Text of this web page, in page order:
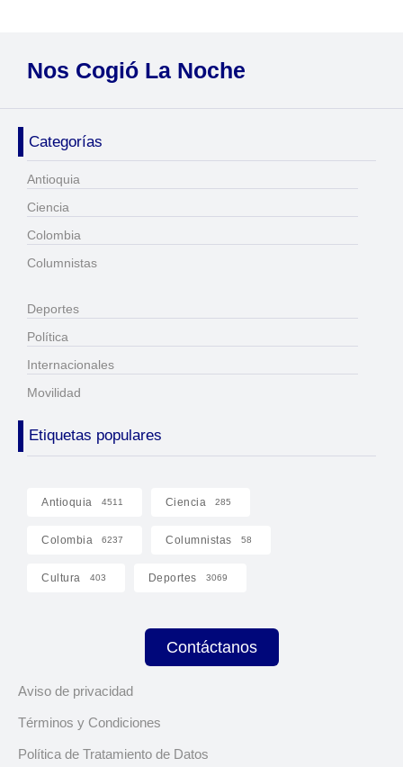
Nos Cogió La Noche
Categorías
Antioquia
Ciencia
Colombia
Columnistas
Deportes
Política
Internacionales
Movilidad
Etiquetas populares
Antioquia 4511 Ciencia 285
Colombia 6237 Columnistas 58
Cultura 403 Deportes 3069
Contáctanos
Aviso de privacidad
Términos y Condiciones
Política de Tratamiento de Datos